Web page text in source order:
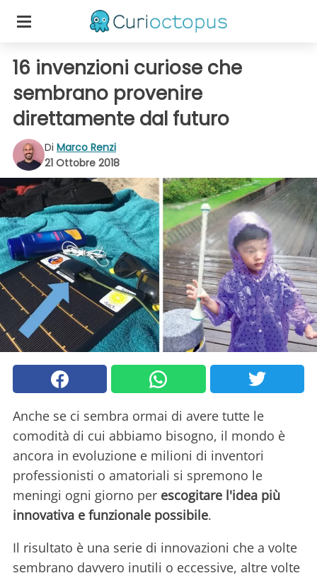
16 invenzioni curiose che
sembrano provenire
direttamente dal futuro
Di Marco Renzi
21 Ottobre 2018
Anche se ci sembra ormai di avere tutte le
comodità di cui abbiamo bisogno, il mondo è
ancora in evoluzione e milioni di inventori
professionisti o amatoriali si spremono le
meningi ogni giorno per escogitare l'idea più
innovativa e funzionale possibile.
Il risultato è una serie di innovazioni che a volte
sembrano davvero inutili o eccessive, altre volte